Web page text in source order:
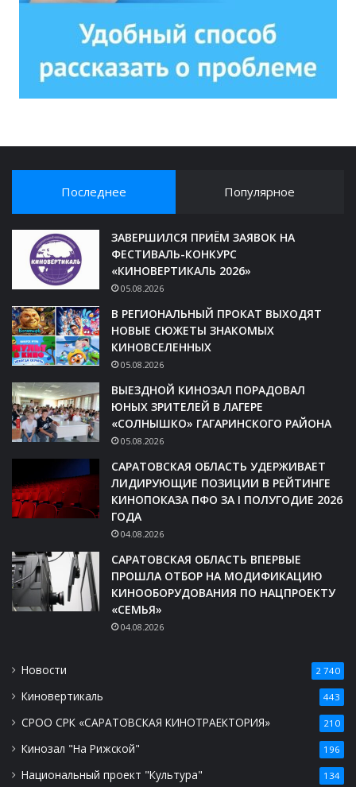
Последнее Популярное
ЗАВЕРШИЛСЯ ПРИЁМ ЗАЯВОК НА
ФЕСТИВАЛЬ-КОНКУРС
«КИНОВЕРТИКАЛЬ 2026»
05.08.2026
В РЕГИОНАЛЬНЫЙ ПРОКАТ ВЫХОДЯТ
НОВЫЕ СЮЖЕТЫ ЗНАКОМЫХ
КИНОВСЕЛЕННЫХ
05.08.2026
ВЫЕЗДНОЙ КИНОЗАЛ ПОРАДОВАЛ
ЮНЫХ ЗРИТЕЛЕЙ В ЛАГЕРЕ
«СОЛНЫШКО» ГАГАРИНСКОГО РАЙОНА
05.08.2026
САРАТОВСКАЯ ОБЛАСТЬ УДЕРЖИВАЕТ
ЛИДИРУЮЩИЕ ПОЗИЦИИ В РЕЙТИНГЕ
КИНОПОКАЗА ПФО ЗА I ПОЛУГОДИЕ 2026
ГОДА
04.08.2026
САРАТОВСКАЯ ОБЛАСТЬ ВПЕРВЫЕ
ПРОШЛА ОТБОР НА МОДИФИКАЦИЮ
КИНООБОРУДОВАНИЯ ПО НАЦПРОЕКТУ
«СЕМЬЯ»
04.08.2026
Новости 2 740
Киновертикаль 443
СРОО СРК «САРАТОВСКАЯ КИНОТРАЕКТОРИЯ» 210
Кинозал "На Рижской" 196
Национальный проект "Культура" 134